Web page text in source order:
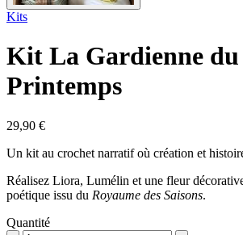
Kits
Kit La Gardienne du
Printemps
29,90 €
Un kit au crochet narratif où création et
Réalisez Liora, Lumélin et une fleur
poétique issu du Royaume des Saisons.
Quantité